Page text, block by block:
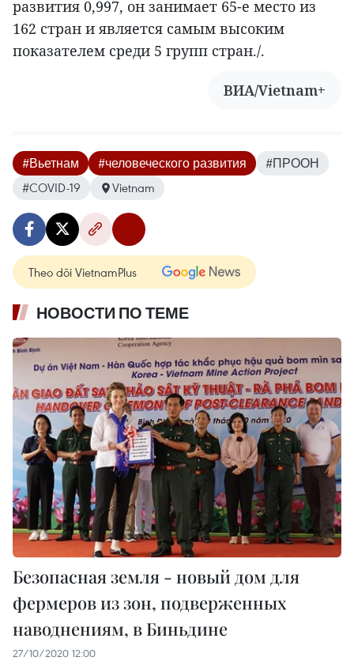
развития 0,997, он занимает 65-е место из
162 стран и является самым высоким
показателем среди 5 групп стран./.
ВИА/Vietnam+
#Вьетнам #человеческого развития
#ПРООН
#COVID-19
Vietnam
Theo dõi VietnamPlus
НОВОСТИ ПО ТЕМЕ
Безопасная земля - новый дом для
фермеров из зон, подверженных
наводнениям, в Биньдине
27/10/2020 12:00